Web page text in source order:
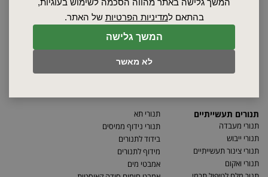
המשך גלישה
לא מאשר
בהתאם למדיניות הפרטיות של האתר.
מפת האתר
מדיניות פרטיות
תנורים תעשייתיים
תנורי מעבדה
תנורי ייבוש
תנורי צינור תעשייתיים
תנורי ואקום
תנורי תא
תנורי נידוף ממיסים
בידוד לתנורים
מידוף לתנורים
אמבטי מים